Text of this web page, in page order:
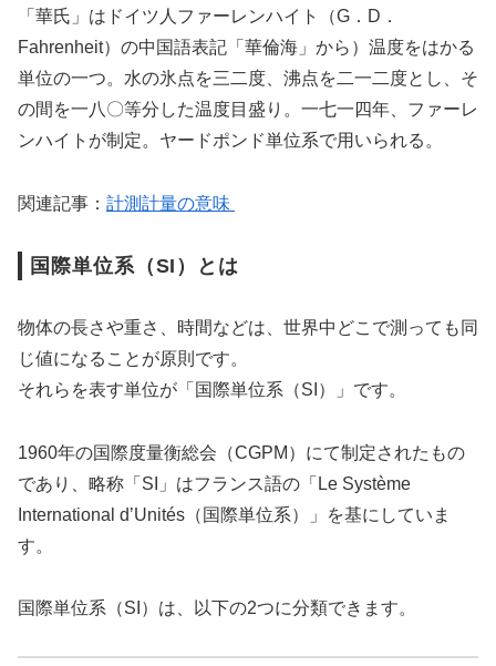
「華氏」はドイツ人ファーレンハイト（G．D．
Fahrenheit）の中国語表記「華倫海」から）温度をはかる
単位の一つ。水の氷点を三二度、沸点を二一二度とし、そ
の間を一八〇等分した温度目盛り。一七一四年、ファーレ
ンハイトが制定。ヤードポンド単位系で用いられる。
関連記事： 計測計量の意味
国際単位系（SI）とは
物体の長さや重さ、時間などは、世界中どこで測っても同
じ値になることが原則です。
それらを表す単位が「国際単位系（SI）」です。
1960年の国際度量衡総会（CGPM）にて制定されたもの
であり、略称「SI」はフランス語の「Le Système
International d’Unités（国際単位系）」を基にしていま
す。
国際単位系（SI）は、以下の2つに分類できます。